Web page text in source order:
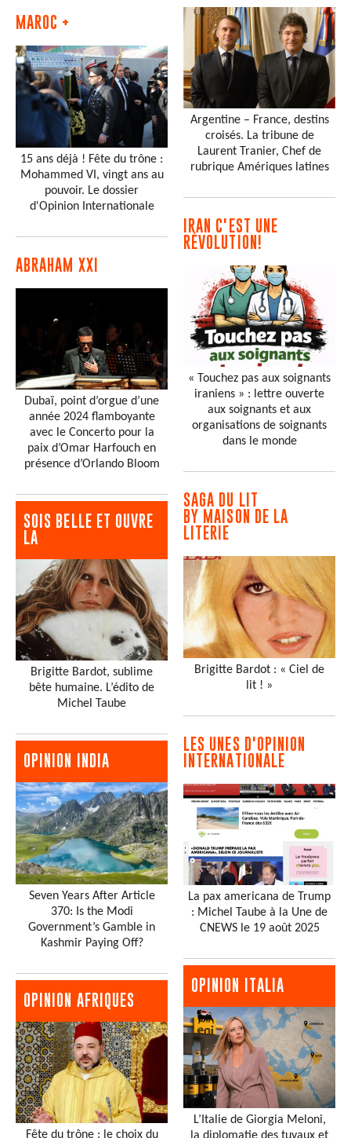
MAROC +
15 ans déjà ! Fête du trône :
Mohammed VI, vingt ans au
pouvoir. Le dossier
d'Opinion Internationale
ABRAHAM XXI
Dubaï, point d’orgue d’une
année 2024 flamboyante
avec le Concerto pour la
paix d’Omar Harfouch en
présence d’Orlando Bloom
SOIS BELLE ET OUVRE
LA
Brigitte Bardot, sublime
bête humaine. L’édito de
Michel Taube
OPINION INDIA
Seven Years After Article
370: Is the Modi
Government’s Gamble in
Kashmir Paying Off?
OPINION AFRIQUES
Fête du trône : le choix du
Argentine – France, destins
croisés. La tribune de
Laurent Tranier, Chef de
rubrique Amériques latines
IRAN C'EST UNE
RÉVOLUTION!
« Touchez pas aux soignants
iraniens » : lettre ouverte
aux soignants et aux
organisations de soignants
dans le monde
SAGA DU LIT
BY MAISON DE LA
LITERIE
Brigitte Bardot : « Ciel de
lit ! »
LES UNES D'OPINION
INTERNATIONALE
La pax americana de Trump
: Michel Taube à la Une de
CNEWS le 19 août 2025
OPINION ITALIA
L’Italie de Giorgia Meloni,